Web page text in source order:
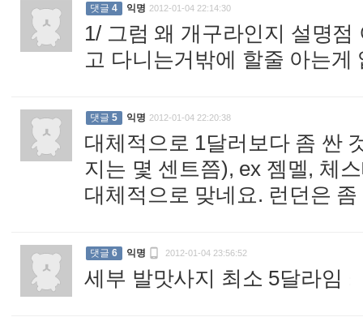
댓글 4 익명 2012-01-04 22:14:30
1/ 그럼 왜 개구라인지 설명
고 다니는거밖에 할줄 아는게
댓글 5 익명 2012-01-04 22:20:38
대체적으로 1달러보다 좀 싼
지는 몇 센트쯤), ex 젬멜, 체
대체적으로 맞네요. 런던은
댓글 6 익명  2012-01-04 23:56:52
세부 발맛사지 최소 5달라임